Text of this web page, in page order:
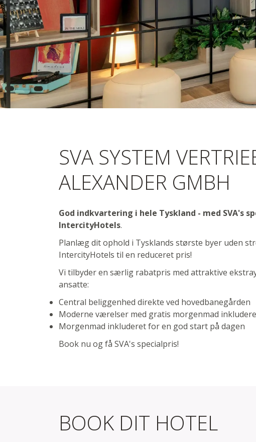
SVA
SVA SYSTEM
ALEXANDER GMBH
God indkvartering i hele Tyskland - med SVA's
IntercityHotels.
Planlæg dit ophold i Tysklands største byer uden
IntercityHotels til en reduceret pris!
Vi tilbyder en særlig rabatpris med attraktive
ansatte:
Central beliggenhed direkte ved hovedbanegården
Moderne værelser med gratis morgenmad
Morgenmad inkluderet for en god start på dagen
Book nu og få SVA's specialpris!
BOOK DIT HOTEL